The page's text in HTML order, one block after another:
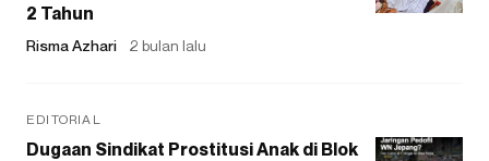
2 Tahun
Risma Azhari 2 bulan lalu
EDITORIAL
Dugaan Sindikat Prostitusi Anak di Blok